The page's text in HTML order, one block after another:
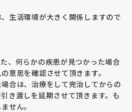
生活環境が大きく関係しますので
、何らかの疾患が見つかった場合
意思を確認させて頂きます。
合は、治療をして完治してからの
き渡しを延期させて頂きます。も
せん。